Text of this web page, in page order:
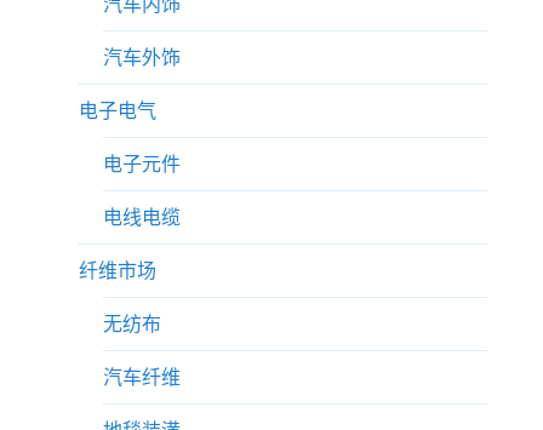
汽车外饰
电子电气
电子元件
电线电缆
纤维市场
无纺布
汽车纤维